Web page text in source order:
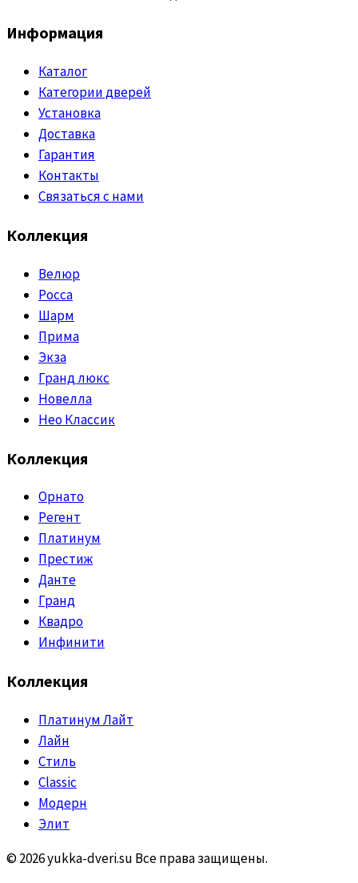
Информация
Каталог
Категории дверей
Установка
Доставка
Гарантия
Контакты
Связаться с нами
Коллекция
Велюр
Росса
Шарм
Прима
Экза
Гранд люкс
Новелла
Нео Классик
Коллекция
Орнато
Регент
Платинум
Престиж
Данте
Гранд
Квадро
Инфинити
Коллекция
Платинум Лайт
Лайн
Стиль
Classic
Модерн
Элит
© 2026 yukka-dveri.su Все права защищены.